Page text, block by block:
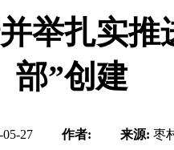
举扎实推
部”创建
05-27 作者: 来源: 枣